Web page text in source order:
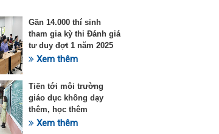
Gần 14.000 thí sinh
tham gia kỳ thi Đánh giá
tư duy đợt 1 năm 2025
Xem thêm
Tiến tới môi trường
giáo dục không dạy
thêm, học thêm
Xem thêm